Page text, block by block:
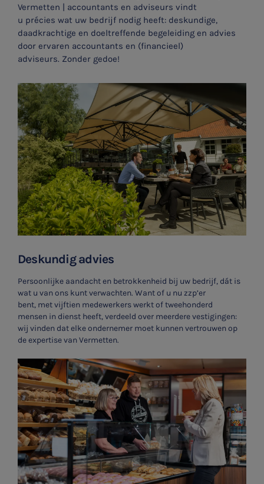
Vermetten | accountants en adviseurs vindt
u précies wat uw bedrijf nodig heeft: deskundige,
daadkrachtige en doeltreffende begeleiding en advies
door ervaren accountants en (financieel)
adviseurs. Zonder gedoe!
Deskundig advies
Persoonlijke aandacht en betrokkenheid bij uw bedrijf, dát is
wat u van ons kunt verwachten. Want of u nu zzp’er
bent, met vijftien medewerkers werkt of tweehonderd
mensen in dienst heeft, verdeeld over meerdere vestigingen:
wij vinden dat elke ondernemer moet kunnen vertrouwen op
de expertise van Vermetten.